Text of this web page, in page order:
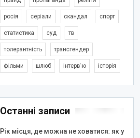
росія серіали скандал спорт
статистика суд тв
толерантність трансгендер
фільми шлюб інтерв'ю історія
Останні записи
Рік місця, де можна не ховатися: як у